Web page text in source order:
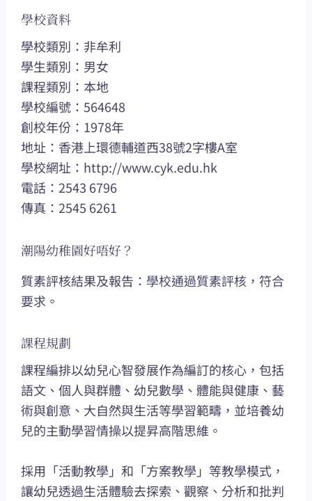
學校資料
學校類別：非牟利
學生類別：男女
課程類別：本地
學校編號：564648
創校年份：1978年
地址：香港上環德輔道西38號2字樓A室
學校網址：http://www.cyk.edu.hk
電話：2543 6796
傳真：2545 6261
潮陽幼稚園好唔好？
質素評核結果及報告： 學校通過質素評核，符合
要求 。
課程規劃
課程編排以幼兒心智發展作為編訂的核心，包括
語文、個人與群體、幼兒數學、體能與健康、藝
術與創意、大自然與生活等學習範疇，並培養幼
兒的主動學習情操以提昇高階思維。
採用「活動教學」和「方案教學」等教學模式，
讓幼兒透過生活體驗去探索、觀察、分析和批判